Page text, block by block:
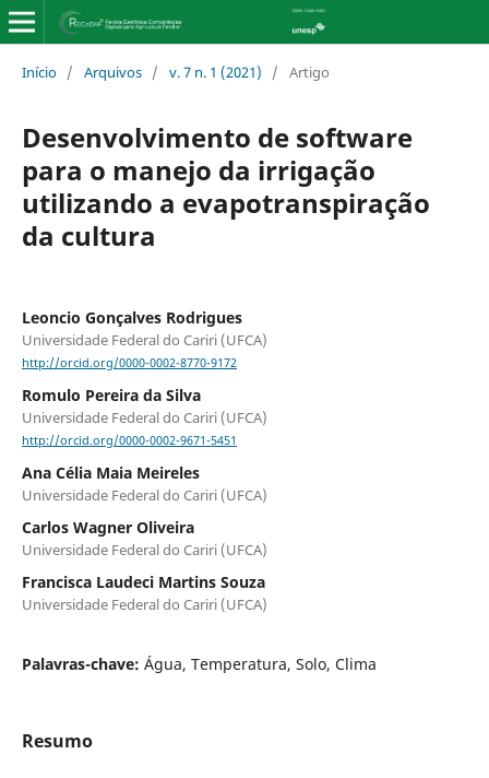
Início / Arquivos / v. 7 n. 1 (2021) / Artigo
Desenvolvimento de software
para o manejo da irrigação
utilizando a evapotranspiração
da cultura
Leoncio Gonçalves Rodrigues
Universidade Federal do Cariri (UFCA)
http://orcid.org/0000-0002-8770-9172
Romulo Pereira da Silva
Universidade Federal do Cariri (UFCA)
http://orcid.org/0000-0002-9671-5451
Ana Célia Maia Meireles
Universidade Federal do Cariri (UFCA)
Carlos Wagner Oliveira
Universidade Federal do Cariri (UFCA)
Francisca Laudeci Martins Souza
Universidade Federal do Cariri (UFCA)
Palavras-chave: Água, Temperatura, Solo, Clima
Resumo